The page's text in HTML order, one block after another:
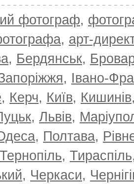
фотограф,
, арт-
, Бердянськ,
, Івано-
, Керч, Київ, Кишинів
, Львів,
, Полтава,
Тернопіль, Тираспіль
, Черкаси,